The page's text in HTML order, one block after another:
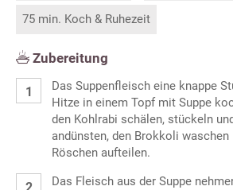
75 min. Koch & Ruhezeit
Zubereitung
Das Suppenfleisch eine knappe
Hitze in einem Topf mit Suppe
den Kohlrabi schälen, stückeln
andünsten, den Brokkoli
Röschen aufteilen.
Das Fleisch aus der Suppe